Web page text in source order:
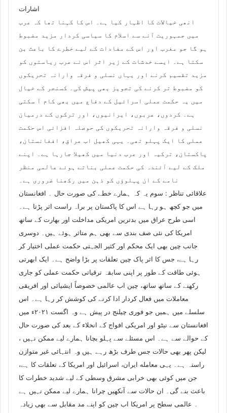
اشارات
انھی خیالات کا اظہار کیا ہے۔ اس کا کہنا تھا کہ عرب
میں جمہوریت آنے سے اسلام کا سیاسی کردار مزید مضبوط
ہو گا جو مغرب اور اس کے مفادات کے لیے خطرے کا باعث بن
سکتا ہے۔ ایسے خدشات کے زیر اثر اس نے عرب ریاستوں کو
مزید تقسیم کرنے اور یہاں نسلی و فرقہ وارانہ تحریکوں
کو مضبوط تر کرنے کی تجویز بھی پیش کی۔ کسنجر کے خیال
میں یہ حکمت عملی اسرائیل کے دفاع میں بھی کام آ سکتی
ہے۔ کردوں، عربوں، ایرانیوں، اور ترکوں کے درمیان
نسلی و فرقہ وارانہ تحریکوں کی حوصلہ افزائی اس حکمت
عملی کا ایک پہلو تھی۔ یہی کھیل اب عراق، افغانستان،
پاکستان، ترکیہ اور عرب دنیا میں کھیلا جارہا ہے۔ اپنے
ملک کے لیے آئندہ کی حکمت عملی بناتے ہوئے عالمی منظر
نامے کے ان پہلوؤں کو ذہن میں رکھنا ضروری ہے۔
علاقائی تناظر : سوم یہ کہ ہمارے خطے کی صورت حال ۔ افغانستان
میں جو کچھ ہو رہا ہے اس کا پاکستان پر براہ راست اثر پڑتا ہے۔
اسی طرح عراق میں بدترین امریکی مداخلت اور بھارت کے ساتھ
امریکا کی نئی صف بندی سے بھی ہم متاثر ہوئے ہیں۔ دوسری
جانب چین بھی ایک محکم اور کثیر الجہتی حکمت عملی اختیار کر
رہا ہے، جس کا اثر پاک چین تعلقات پر بڑا واضح ہے۔ ایک ابھرتی
ہوئی طاقت کے طور پر اپنی سابقہ ترقیاتی حکمت عملی کو جاری
رکھنے کے ساتھ ساتھ، چین اب عالمی خصوصاً ایشیائی اور افریقی
معاملات میں فعال کردار ادا کرنے کی کوشش کر رہا ہے۔ اس
سلسلے میں ہمیں جو فوری چیلنج در پیش ہے وہ اگست ۲۰۲۱ء میں
افغانستان سے نیٹو اور امریکی افواج کے انخلاء کے بعد کی صورت حال
کے حوالے سے ہے۔ اس مسئلے سے پہلو بچانا ہمارے لیے ممکن نہیں ،
لیکن پھر بھی حالات جس طرف بڑھ رہے ہیں وہ انتہائی غیر متوازن
راستہ ہے۔ یہی معامله ایران، اسرائیل اور امریکا کے تعلقات کا ہے،
جن میں کوئی بھی خرابی مشرق وسطی کے لیے شدید خطرات کا
باعث بنے گی۔ ان حالات سے آنکھیں چرانا ہمارے لیے ممکن نہیں ہے
۔ عالمی سطح پر امریکا اب چین کو اپنے مد مقابل سے بھی زیادہ